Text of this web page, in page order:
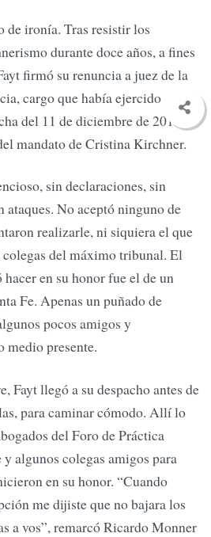
de ironía. Tras resistir los
durante doce años, a fines
firmó su renuncia a juez de la
cargo que había ejercido
del 11 de diciembre de 2015.
mandato de Cristina Kirchner.
sin declaraciones, sin
No aceptó ninguno de
realizarle, ni siquiera el que
del máximo tribunal. El
en su honor fue el de un
Fe. Apenas un puñado de
pocos amigos y
presente.
Fayt llegó a su despacho antes de
para caminar cómodo. Allí lo
del Foro de Práctica
algunos colegas amigos para
en su honor. “Cuando
me dijiste que no bajara los
a vos”, remarcó Ricardo Monner